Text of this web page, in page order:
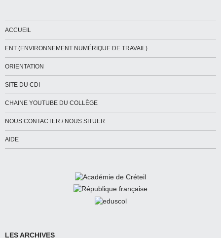
ACCUEIL
ENT (ENVIRONNEMENT NUMÉRIQUE DE TRAVAIL)
ORIENTATION
SITE DU CDI
CHAINE YOUTUBE DU COLLÈGE
NOUS CONTACTER / NOUS SITUER
AIDE
LES ARCHIVES